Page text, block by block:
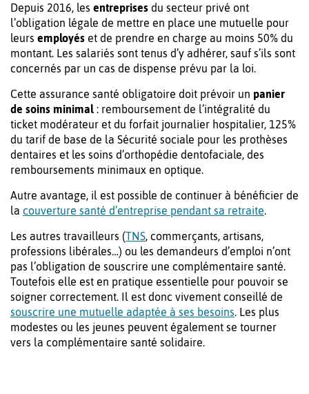
Depuis 2016, les entreprises du secteur privé ont
l’obligation légale de mettre en place une mutuelle pour
leurs employés et de prendre en charge au moins 50% du
montant. Les salariés sont tenus d’y adhérer, sauf s’ils sont
concernés par un cas de dispense prévu par la loi.
Cette assurance santé obligatoire doit prévoir un panier
de soins minimal : remboursement de l’intégralité du
ticket modérateur et du forfait journalier hospitalier, 125%
du tarif de base de la Sécurité sociale pour les prothèses
dentaires et les soins d’orthopédie dentofaciale, des
remboursements minimaux en optique.
Autre avantage, il est possible de continuer à bénéficier de
la couverture santé d’entreprise pendant sa retraite
Les autres travailleurs (TNS , commerçants, artisans,
professions libérales…) ou les demandeurs d’emploi n’ont
pas l’obligation de souscrire une complémentaire santé.
Toutefois elle est en pratique essentielle pour pouvoir se
soigner correctement. Il est donc vivement conseillé de
souscrire une mutuelle adaptée à ses besoins . Les plus
modestes ou les jeunes peuvent également se tourner
vers la complémentaire santé solidaire.